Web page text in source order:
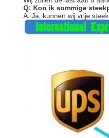
Q: Kon ik sommige
A: Ja, kunnen wij vrije